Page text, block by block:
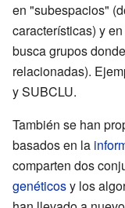
en "subespacios"
características) y
busca grupos
relacionadas).
y SUBCLU.
También se han
basados en la
comparten dos
genéticosy los